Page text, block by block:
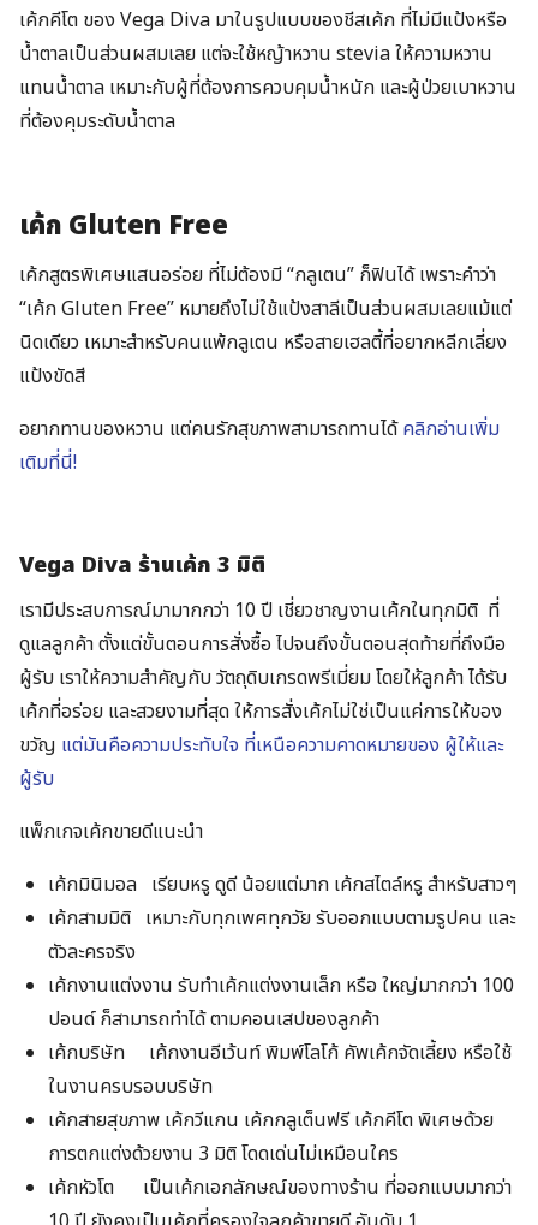
เค้กคีโต ของ Vega Diva มาในรูปแบบของชีสเค้ก ที่ไม่มีแป้งหรือ
น้ำตาลเป็นส่วนผสมเลย แต่จะใช้หญ้าหวาน stevia ให้ความหวาน
แทนน้ำตาล เหมาะกับผู้ที่ต้องการควบคุมน้ำหนัก และผู้ป่วยเบาหวาน
ที่ต้องคุมระดับน้ำตาล
เค้ก Gluten Free
เค้กสูตรพิเศษแสนอร่อย ที่ไม่ต้องมี “กลูเตน” ก็ฟินได้ เพราะคำว่า
“เค้ก Gluten Free” หมายถึงไม่ใช้แป้งสาลีเป็นส่วนผสมเลยแม้แต่
นิดเดียว เหมาะสำหรับคนแพ้กลูเตน หรือสายเฮลตี้ที่อยากหลีกเลี่ยง
แป้งขัดสี
อยากทานของหวาน แต่คนรักสุขภาพสามารถทานได้คลิกอ่านเพิ่ม
เติมที่นี่!
Vega Diva ร้านเค้ก 3 มิติ
เรามีประสบการณ์มามากกว่า 10 ปี เชี่ยวชาญงานเค้กในทุกมิติ ที่
ดูแลลูกค้า ตั้งแต่ขั้นตอนการสั่งซื้อ ไปจนถึงขั้นตอนสุดท้ายที่ถึงมือ
ผู้รับ เราให้ความสำคัญกับ วัตถุดิบเกรดพรีเมี่ยม โดยให้ลูกค้า ได้รับ
เค้กที่อร่อย และสวยงามที่สุด ให้การสั่งเค้กไม่ใช่เป็นแค่การให้ของ
ขวัญ แต่มันคือความประทับใจ ที่เหนือความคาดหมายของ ผู้ให้และ
ผู้รับ
แพ็กเกจเค้กขายดีแนะนำ
เค้กมินิมอล เรียบหรู ดูดี น้อยแต่มาก เค้กสไตล์หรู สำหรับสาวๆ
เค้กสามมิติ เหมาะกับทุกเพศทุกวัย รับออกแบบตามรูปคน และ
ตัวละครจริง
เค้กงานแต่งงาน รับทำเค้กแต่งงานเล็ก หรือ ใหญ่มากกว่า 100
ปอนด์ ก็สามารถทำได้ ตามคอนเสปของลูกค้า
เค้กบริษัท
เค้กงานอีเว้นท์ พิมพ์โลโก้ คัพเค้กจัดเลี้ยง หรือใช้
ในงานครบรอบบริษัท
เค้กสายสุขภาพ เค้กวีแกน เค้กกลูเต็นฟรี เค้กคีโต พิเศษด้วย
การตกแต่งด้วยงาน 3 มิติ โดดเด่นไม่เหมือนใคร
เค้กหัวโต
เป็นเค้กเอกลักษณ์ของทางร้าน ที่ออกแบบมากว่า